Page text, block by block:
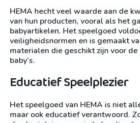
HEMA hecht veel waarde aan de
van hun producten, vooral als het
babyartikelen. Het speelgoed
veiligheidsnormen en is gemaakt
materialen die geschikt zijn voor
baby’s.
Educatief Speelplezier
Het speelgoed van HEMA is niet
maar ook educatief verantwoord.